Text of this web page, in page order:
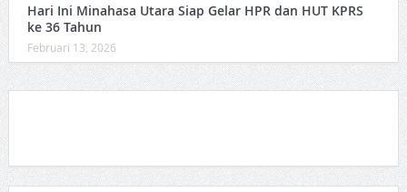
Hari Ini Minahasa Utara Siap Gelar HPR dan HUT KPRS
ke 36 Tahun ‎
Februari 13, 2026